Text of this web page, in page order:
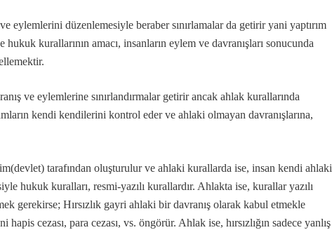
eylemlerini düzenlemesiyle beraber sınırlamalar da getirir yani yaptırım
kurallarının amacı, insanların eylem ve davranışları sonucunda
ve eylemlerine sınırlandırmalar getirir ancak ahlak kurallarında
kendi kendilerini kontrol eder ve ahlaki olmayan davranışlarına,
tarafından oluşturulur ve ahlaki kurallarda ise, insan kendi ahlaki
hukuk kuralları, resmi-yazılı kurallardır. Ahlakta ise, kurallar yazılı
gerekirse; Hırsızlık gayri ahlaki bir davranış olarak kabul etmekle
hapis cezası, para cezası, vs. öngörür. Ahlak ise, hırsızlığın sadece yanlış